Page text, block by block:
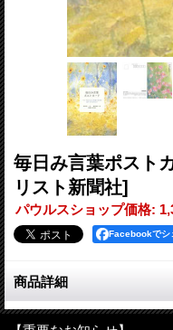
毎日み言葉ポス
リスト新聞社]
パウルスショップ価格:
Facebookでシ
商品詳細
一日一枚だれかに聖書の